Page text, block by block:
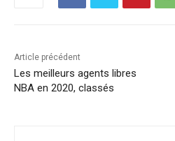
Article précédent
Les meilleurs agents libres
NBA en 2020, classés